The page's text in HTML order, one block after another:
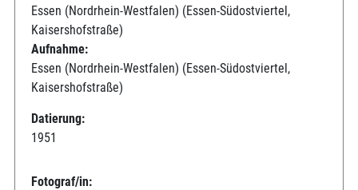
Essen (Nordrhein-Westfalen) (Essen-Südostviertel,
Kaisershofstraße)
Aufnahme:
Essen (Nordrhein-Westfalen) (Essen-Südostviertel,
Kaisershofstraße)
Datierung:
1951
Fotograf/in: